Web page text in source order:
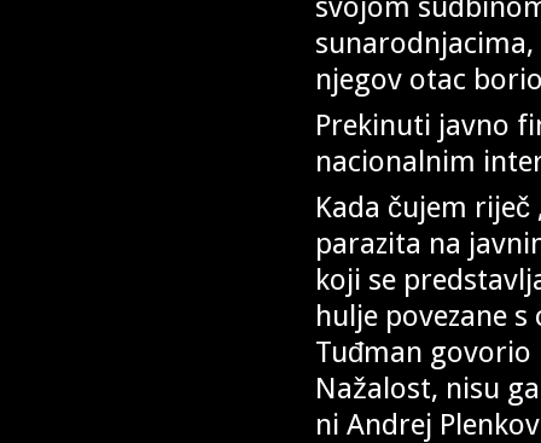
njegov otac
Prekinuti javno
nacionalnim
Kada čujem riječ
parazita na
koji se
hulje povezane
Tuđman govorio
Nažalost, nisu
ni Andrej